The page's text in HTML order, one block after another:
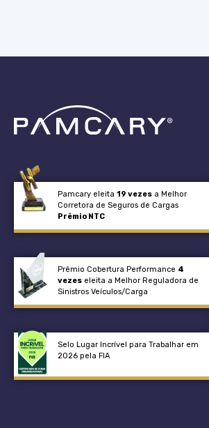
Pamcary eleita19 vezes a Melhor
Corretora de Seguros de Cargas
Prêmio NTC
Prêmio Cobertura Performance 4
vezes eleita a Melhor Reguladora de
Sinistros Veículos/Carga​
Selo Lugar Incrível para Trabalhar em
2026 pela FIA